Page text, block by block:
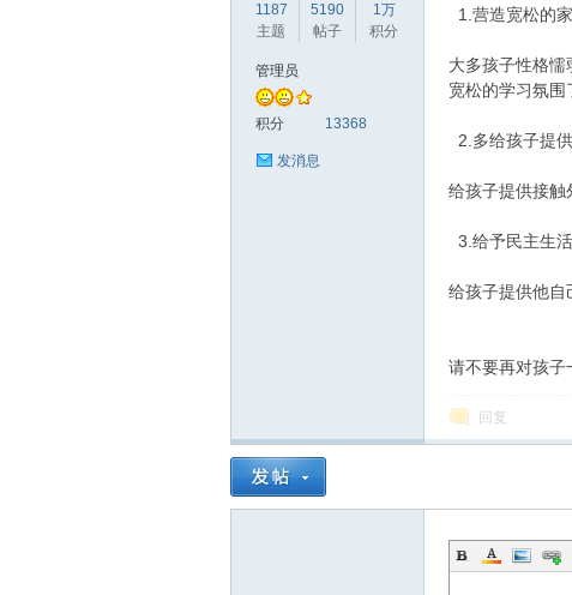
1187
主题
5190
帖子
1万
积分
管理员
积分 13368
发消息
1.营造宽松的
大多孩子性格
宽松的学习氛围
2.多给孩子提
给孩子提供接触
3.给予民主生
给孩子提供他自
请不要再对孩子
回复